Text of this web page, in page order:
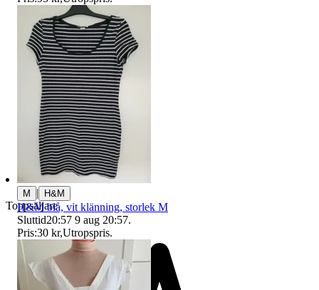
Toppsäljare
M | H&M
H&M blå, vit klänning, storlek M
Sluttid20:57 9 aug 20:57.
Pris:30 kr,Utropspris.